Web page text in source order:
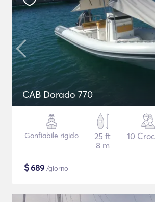
CAB Dorado 770
Gonfiabile rigido
25 ft
8 m
10
$689 /giorno